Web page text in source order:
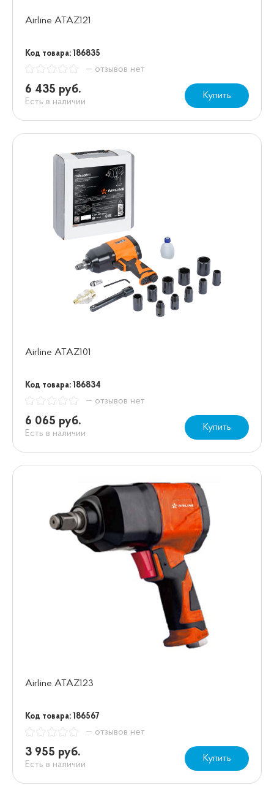
Airline ATAZ121
Код товара: 186835
— отзывов нет
6 435 руб.
Есть в наличии
Купить
Airline ATAZ101
Код товара: 186834
— отзывов нет
6 065 руб.
Есть в наличии
Купить
Airline ATAZ123
Код товара: 186567
— отзывов нет
3 955 руб.
Есть в наличии
Купить